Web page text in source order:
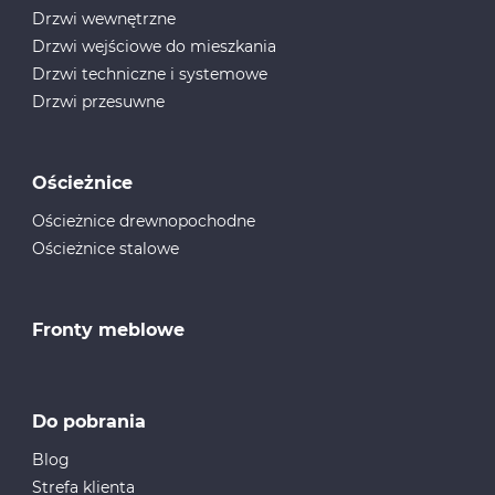
Drzwi wewnętrzne
Drzwi wejściowe do mieszkania
Drzwi techniczne i systemowe
Drzwi przesuwne
Ościeżnice
Ościeżnice drewnopochodne
Ościeżnice stalowe
Fronty meblowe
Do pobrania
Blog
Strefa klienta